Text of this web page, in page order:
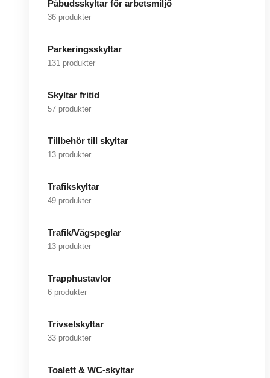
Påbudsskyltar för arbetsmiljö
36 produkter
Parkeringsskyltar
131 produkter
Skyltar fritid
57 produkter
Tillbehör till skyltar
13 produkter
Trafikskyltar
49 produkter
Trafik/Vägspeglar
13 produkter
Trapphustavlor
6 produkter
Trivselskyltar
33 produkter
Toalett & WC-skyltar